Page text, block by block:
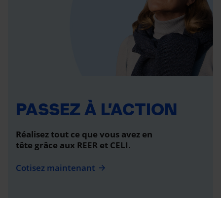
PASSEZ À L’ACTION
Réalisez tout ce que vous avez en
tête grâce aux REER et CELI.
Cotisez maintenant